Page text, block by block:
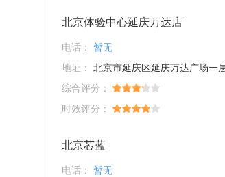
北京体验中心延庆万达店
电话： 暂无
地址： 北京市延庆区延庆万达广场一
综合评分：
时效评分：
北京芯蓝
电话： 暂无